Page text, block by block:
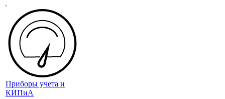
Приборы учета и
КИПиА